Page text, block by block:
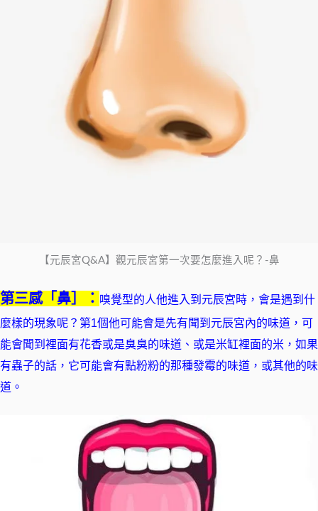
【元辰宮Q&A】觀元辰宮第一次要怎麼進入呢？-鼻
第三感「鼻］： 嗅覺型的人他進入到元辰宮時，會是遇到什
麼樣的現象呢？第1個他可能會是先有聞到元辰宮內的味道，可
能會聞到裡面有花香或是臭臭的味道、或是米缸裡面的米，如果
有蟲子的話，它可能會有點粉粉的那種發霉的味道，或其他的味
道。